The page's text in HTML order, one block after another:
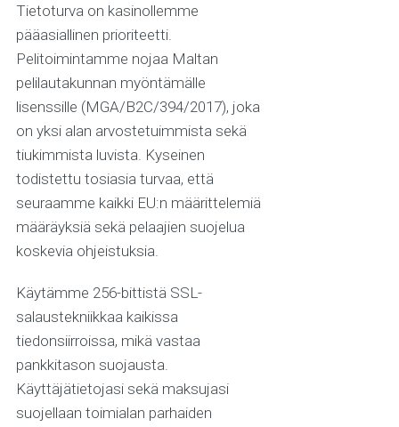
Tietoturva on kasinollemme
pääasiallinen prioriteetti.
Pelitoimintamme nojaa Maltan
pelilautakunnan myöntämälle
lisenssille (MGA/B2C/394/2017), joka
on yksi alan arvostetuimmista sekä
tiukimmista luvista. Kyseinen
todistettu tosiasia turvaa, että
seuraamme kaikki EU:n määrittelemiä
määräyksiä sekä pelaajien suojelua
koskevia ohjeistuksia.
Käytämme 256-bittistä SSL-
salaustekniikkaa kaikissa
tiedonsiirroissa, mikä vastaa
pankkitason suojausta.
Käyttäjätietojasi sekä maksujasi
suojellaan toimialan parhaiden